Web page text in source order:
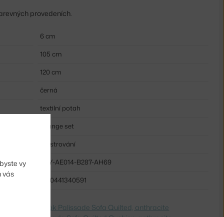
provedeních.
6 cm
105 cm
120 cm
černá
textilní potah
Lounge set
Polstrování
HAY-AE014-B287-AH69
5710441340591
na
Podsedák Palissade Sofa Quilted, anthracite
vy
vás